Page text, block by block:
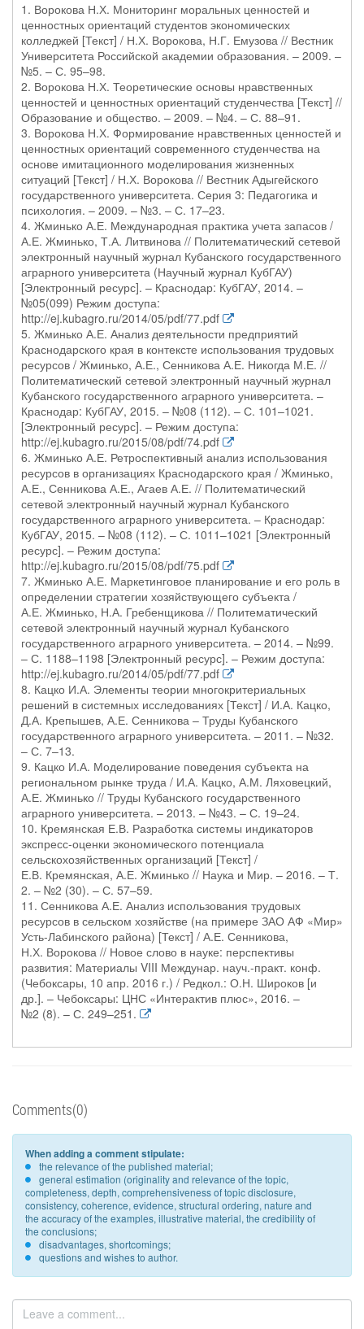
1. Ворокова Н.Х. Мониторинг моральных ценностей и
ценностных ориентаций студентов экономических
колледжей [Текст] / Н.Х. Ворокова, Н.Г. Емузова // Вестник
Университета Российской академии образования. – 2009. –
№5. – С. 95–98.
2. Ворокова Н.Х. Теоретические основы нравственных
ценностей и ценностных ориентаций студенчества [Текст] //
Образование и общество. – 2009. – №4. – С. 88–91.
3. Ворокова Н.Х. Формирование нравственных ценностей и
ценностных ориентаций современного студенчества на
основе имитационного моделирования жизненных
ситуаций [Текст] / Н.Х. Ворокова // Вестник Адыгейского
государственного университета. Серия 3: Педагогика и
психология. – 2009. – №3. – С. 17–23.
4. Жминько А.Е. Международная практика учета запасов /
А.Е. Жминько, Т.А. Литвинова // Политематический сетевой
электронный научный журнал Кубанского государственного
аграрного университета (Научный журнал КубГАУ)
[Электронный ресурс]. – Краснодар: КубГАУ, 2014. –
№05(099) Режим доступа:
http://ej.kubagro.ru/2014/05/pdf/77.pdf
5. Жминько А.Е. Анализ деятельности предприятий
Краснодарского края в контексте использования трудовых
ресурсов / Жминько, А.Е., Сенникова А.Е. Никогда М.Е. //
Политематический сетевой электронный научный журнал
Кубанского государственного аграрного университета. –
Краснодар: КубГАУ, 2015. – №08 (112). – С. 101–1021.
[Электронный ресурс]. – Режим доступа:
http://ej.kubagro.ru/2015/08/pdf/74.pdf
6. Жминько А.Е. Ретроспективный анализ использования
ресурсов в организациях Краснодарского края / Жминько,
А.Е., Сенникова А.Е., Агаев А.Е. // Политематический
сетевой электронный научный журнал Кубанского
государственного аграрного университета. – Краснодар:
КубГАУ, 2015. – №08 (112). – С. 1011–1021 [Электронный
ресурс]. – Режим доступа:
http://ej.kubagro.ru/2015/08/pdf/75.pdf
7. Жминько А.Е. Маркетинговое планирование и его роль в
определении стратегии хозяйствующего субъекта /
А.Е. Жминько, Н.А. Гребенщикова // Политематический
сетевой электронный научный журнал Кубанского
государственного аграрного университета. – 2014. – №99.
– С. 1188–1198 [Электронный ресурс]. – Режим доступа:
http://ej.kubagro.ru/2014/05/pdf/77.pdf
8. Кацко И.А. Элементы теории многокритериальных
решений в системных исследованиях [Текст] / И.А. Кацко,
Д.А. Крепышев, А.Е. Сенникова – Труды Кубанского
государственного аграрного университета. – 2011. – №32.
– С. 7–13.
9. Кацко И.А. Моделирование поведения субъекта на
региональном рынке труда / И.А. Кацко, А.М. Ляховецкий,
А.Е. Жминько // Труды Кубанского государственного
аграрного университета. – 2013. – №43. – С. 19–24.
10. Кремянская Е.В. Разработка системы индикаторов
экспресс-оценки экономического потенциала
сельскохозяйственных организаций [Текст] /
Е.В. Кремянская, А.Е. Жминько // Наука и Мир. – 2016. – Т.
2. – №2 (30). – С. 57–59.
11. Сенникова А.Е. Анализ использования трудовых
ресурсов в сельском хозяйстве (на примере ЗАО АФ «Мир»
Усть-Лабинского района) [Текст] / А.Е. Сенникова,
Н.Х. Ворокова // Новое слово в науке: перспективы
развития: Материалы VIII Междунар. науч.-практ. конф.
(Чебоксары, 10 апр. 2016 г.) / Редкол.: О.Н. Широков [и
др.]. – Чебоксары: ЦНС «Интерактив плюс», 2016. –
№2 (8). – С. 249–251.
Comments(0)
When adding a comment stipulate:
the relevance of the published material;
general estimation (originality and relevance of the topic,
completeness, depth, comprehensiveness of topic disclosure,
consistency, coherence, evidence, structural ordering, nature and
the accuracy of the examples, illustrative material, the credibility of
the conclusions;
disadvantages, shortcomings;
questions and wishes to author.